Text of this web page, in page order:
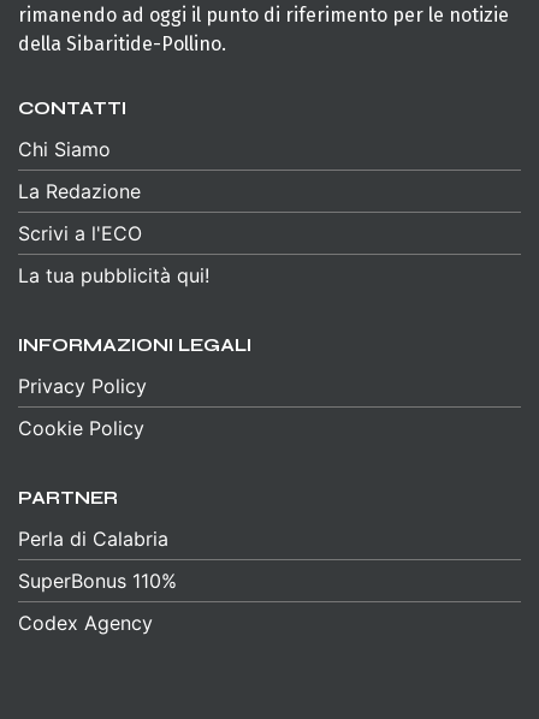
rimanendo ad oggi il punto di riferimento per le notizie
della Sibaritide-Pollino.
CONTATTI
Chi Siamo
La Redazione
Scrivi a l'ECO
La tua pubblicità qui!
INFORMAZIONI LEGALI
Privacy Policy
Cookie Policy
PARTNER
Perla di Calabria
SuperBonus 110%
Codex Agency